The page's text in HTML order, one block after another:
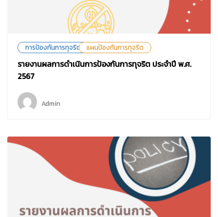
การป้องกันการทุจริต แผนป้องกันการทุจริต
รายงานผลการดำเนินการป้องกันการทุจริต ประจำปี พ.ศ.
2567
Admin